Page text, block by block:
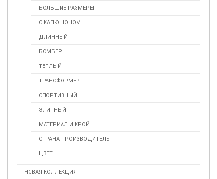
БОЛЬШИЕ РАЗМЕРЫ
С КАПЮШОНОМ
ДЛИННЫЙ
БОМБЕР
ТЕПЛЫЙ
ТРАНСФОРМЕР
СПОРТИВНЫЙ
ЭЛИТНЫЙ
МАТЕРИАЛ И КРОЙ
СТРАНА ПРОИЗВОДИТЕЛЬ
ЦВЕТ
НОВАЯ КОЛЛЕКЦИЯ